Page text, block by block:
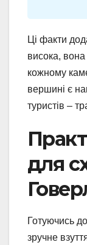
Ці факти
висока,
кожному
вершині є
туристів –
для
Готуючись
зручне